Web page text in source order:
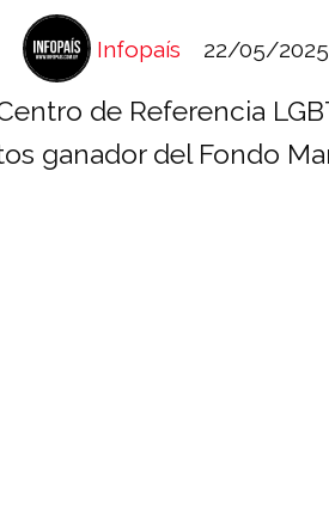
de Referencia
ganador del Fondo
22/05/2025
Infopaís